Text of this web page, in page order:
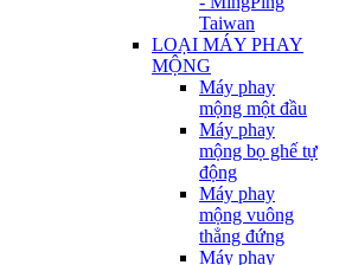
Taiwan
LOẠI MÁY PHAY
MỘNG
Máy phay
mộng một đầu
Máy phay
mộng bọ ghế tự
động
Máy phay
mộng vuông
thẳng đứng
Máy phay